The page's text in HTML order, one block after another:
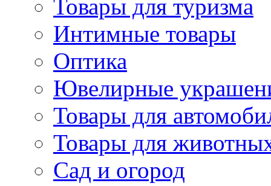
Товары для туризма
Интимные товары
Оптика
Ювелирные
Товары для
Товары для
Сад и огород